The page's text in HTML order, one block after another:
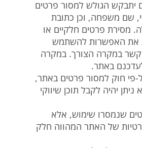
הגולש למסור פרטים
שם משפחה, וכן כתובת
מסירת פרטים חלקיים או
את האפשרות להשתמש
קשר במקרה הצורך. במקרה
באתר.
פי חוק למסור פרטים באתר,
יהיה לקבל תוכן שיווקי
שנמסרו שימוש, אלא
של האתר המהווה חלק